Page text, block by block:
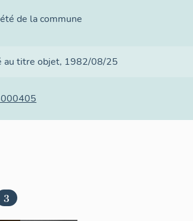
de la commune
au titre objet, 1982/08/25
3